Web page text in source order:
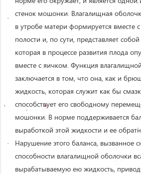
стенок мошонки. Влагалищная
в утробе матери формируется
полости и, по сути, представляет
которая в процессе развития плода
вместе с яичком. Функция
заключается в том, что она, как и
жидкость, которая служит как бы
способствует его свободному
мошонки. В норме поддерживается
выработкой этой жидкости и ее
Нарушение этого баланса, вызванное
способности влагалищной оболочки
вырабатываемую ею жидкость,